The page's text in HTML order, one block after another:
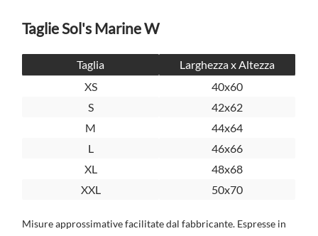
Taglie Sol's Marine W
Taglia
Larghezza x Altezza
XS
40x60
S
42x62
M
44x64
L
46x66
XL
48x68
XXL
50x70
Misure approssimative facilitate dal fabbricante. Espresse in